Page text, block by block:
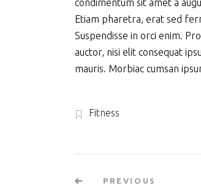
condimentum sit amet a
Etiam pharetra, erat sed
Suspendisse in orci enim.
auctor, nisi elit consequat
mauris. Morbiac cumsan
Fitness
PREVIOUS